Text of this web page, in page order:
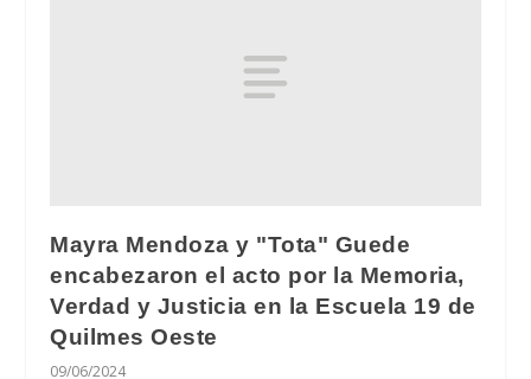
Mayra Mendoza y "Tota" Guede
encabezaron el acto por la Memoria,
Verdad y Justicia en la Escuela 19 de
Quilmes Oeste
09/06/2024